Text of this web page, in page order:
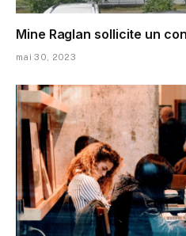
Mine Raglan sollicite un
mai 30, 2023